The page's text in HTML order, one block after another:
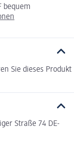
bequem
Sie dieses Produkt
Straße 74 DE-